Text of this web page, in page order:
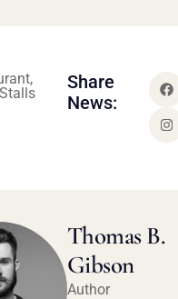
Share
News:
Thomas B.
Gibson
Author